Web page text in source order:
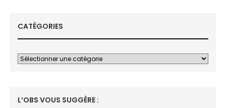
CATÉGORIES
L’OBS VOUS SUGGÈRE :